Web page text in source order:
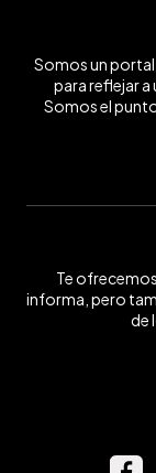
Somos un
para reflejar a
Somos el
Te
informa, pero
de